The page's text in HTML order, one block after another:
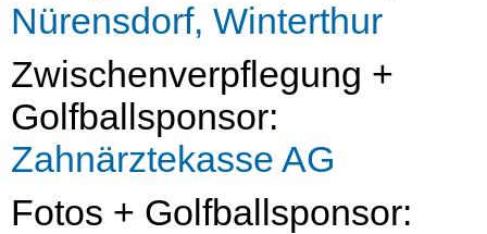
Nürensdorf, Winterthur
Zwischenverpflegung +
Golfballsponsor:
Zahnärztekasse AG
Fotos + Golfballsponsor: